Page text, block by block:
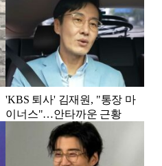
'KBS 퇴사' 김재원, "통장 마
이너스"…안타까운 근황